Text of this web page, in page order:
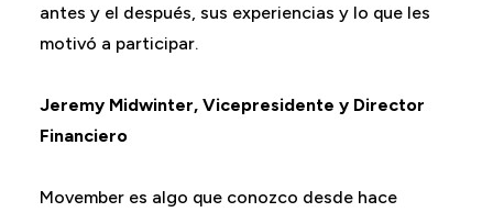
antes y el después, sus experiencias y lo que les
motivó a participar.
Jeremy Midwinter, Vicepresidente y Director
Financiero
Movember es algo que conozco desde hace